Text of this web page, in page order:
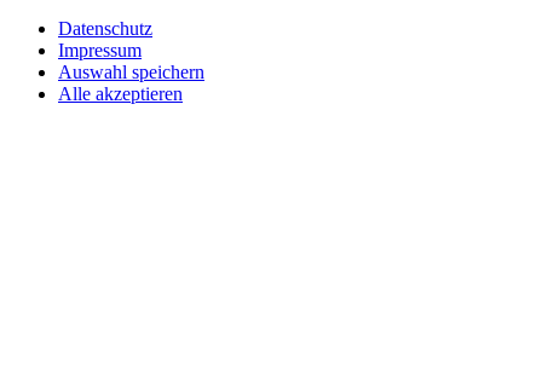
Datenschutz
Impressum
Auswahl speichern
Alle akzeptieren